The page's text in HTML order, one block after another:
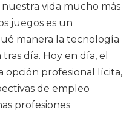
vida mucho más
juegos es un
manera la tecnología
día. Hoy en día, el
opción profesional lícita,
de empleo
profesiones